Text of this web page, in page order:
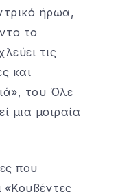
ήρωα,
το
τις
και
του Όλε
μια μοιραία
που
«Κουβέντες